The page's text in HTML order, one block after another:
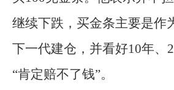
继续下跌，买金条主要是作
下一代建仓，并看好10年、
“肯定赔不了钱”。